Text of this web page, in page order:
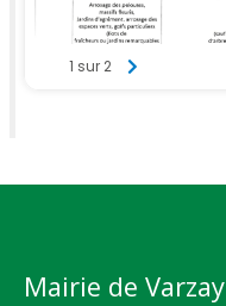
Mairie de Varzay